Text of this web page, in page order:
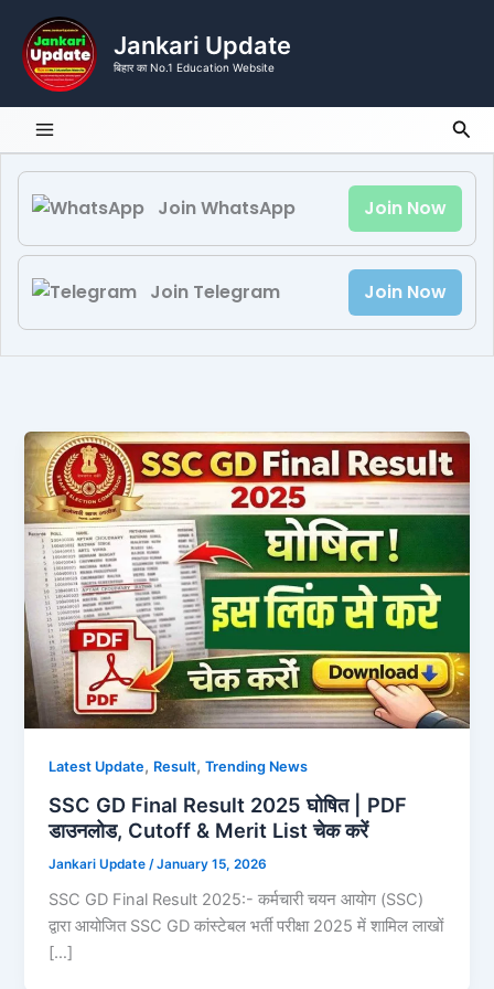
content
Jankari Update
बिहार का No.1 Education Website
Join WhatsApp Join Now
Join Telegram Join Now
Latest Update, Result,Trending News
SSC GD Final Result 2025 घोषित | PDF
डाउनलोड, Cutoff & Merit List चेक करें
Jankari Update /January 15, 2026
SSC GD Final Result 2025:- कर्मचारी चयन आयोग (SSC)
द्वारा आयोजित SSC GD कांस्टेबल भर्ती परीक्षा 2025 में शामिल लाखों
[…]